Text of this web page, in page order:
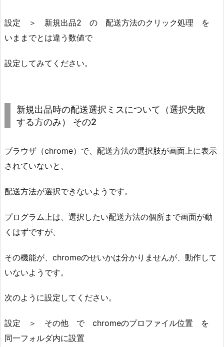
設定 ＞ 新規出品2 の 配送方法のクリック処理 を
いままでとは違う数値で
設定してみてください。
新規出品時の配送選択ミスについて （選択失敗
する方のみ）
その2
ブラウザ（chrome）で、配送方法の選択肢が画面上に表示
されていないと、
配送方法が選択できないようです。
プログラム上は、選択したい配送方法の個所まで画面が動
くはずですが、
その機能が、chromeのせいかは分かりませんが、動作して
いないようです。
次のように設定してください。
設定 ＞ その他 で chromeのプロファイル位置 を
同一フォルダ内に設置